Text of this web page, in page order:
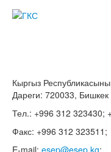
Кыргыз
Дареги: 720033,
Тел.: +996 312 323430;
Факс: +996 312 323511;
E-mail: esep@esep.kg;